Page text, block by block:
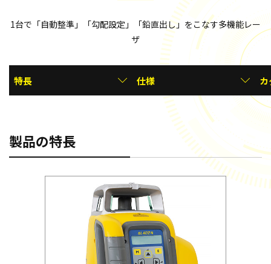
1台で「自動整準」「勾配設定」「鉛直出し」をこなす多機能レー
ザ
特長 仕様
製品の特長